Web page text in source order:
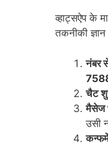
व्हाट्सऐप के
तकनीकी
नंबर
चैट
मैसेज
उसी